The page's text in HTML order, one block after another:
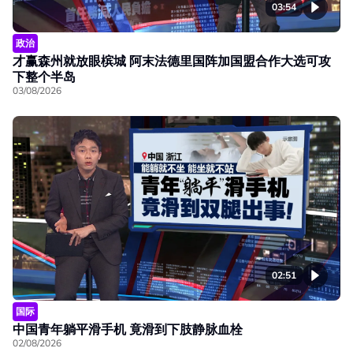
03:54
政治
才赢森州就放眼槟城 阿末法德里国阵加国盟合作大选可攻
下整个半岛
03/08/2026
02:51
国际
中国青年躺平滑手机 竟滑到下肢静脉血栓
02/08/2026